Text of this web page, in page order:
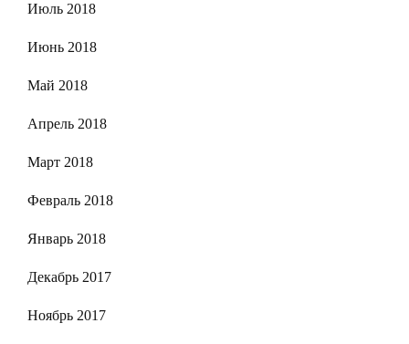
Июль 2018
Июнь 2018
Май 2018
Апрель 2018
Март 2018
Февраль 2018
Январь 2018
Декабрь 2017
Ноябрь 2017